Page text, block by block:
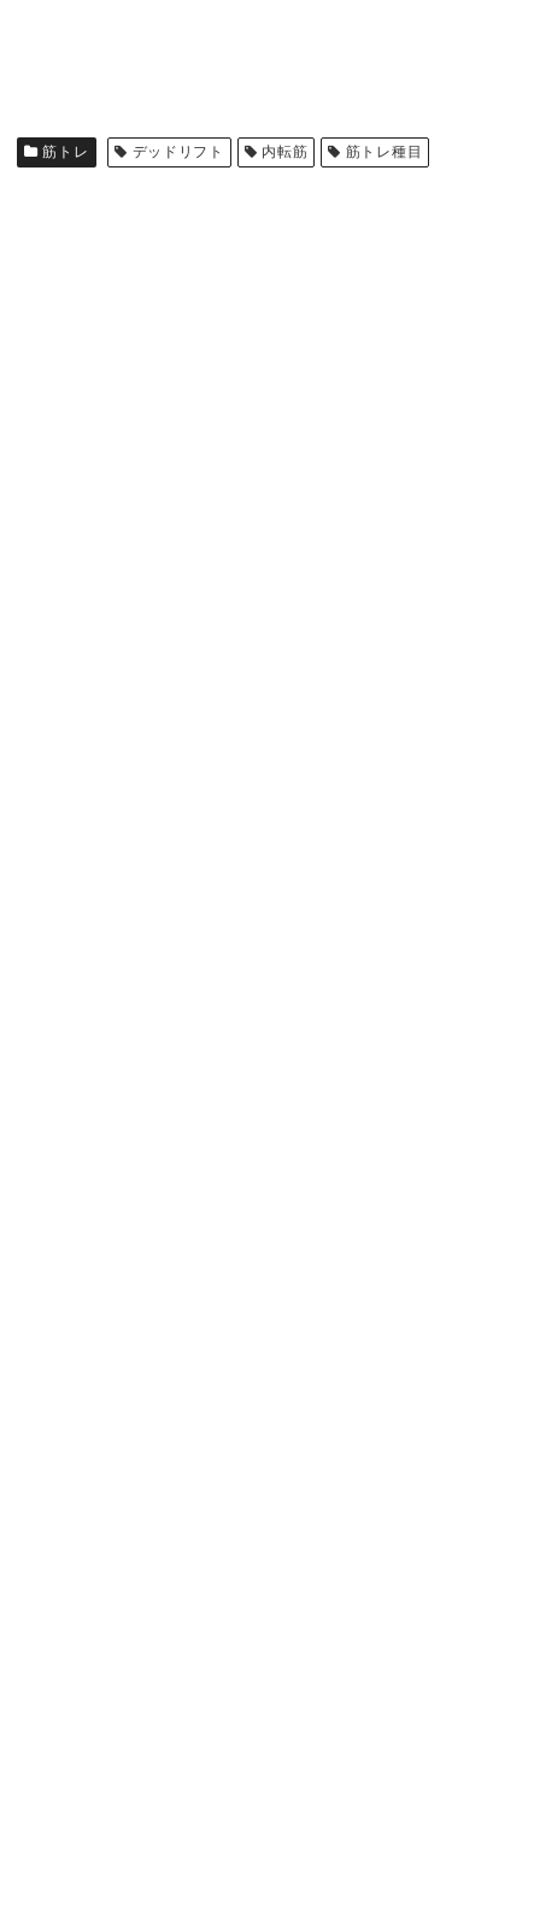
筋トレ デッドリフト 内転筋 筋トレ種目